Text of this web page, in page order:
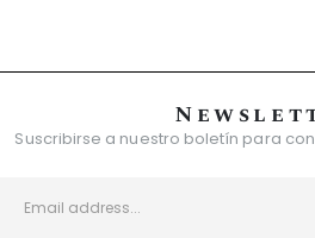
Suscribirse a nuestro boletín para